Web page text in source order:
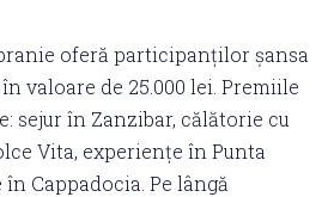
oferă participanților șansa
valoare de 25.000 lei. Premiile
sejur în Zanzibar, călătorie cu
Vita, experiențe în Punta
în Cappadocia. Pe lângă